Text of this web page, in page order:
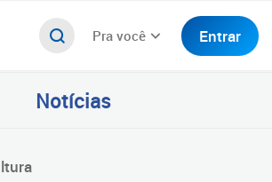
Pra você Entrar
Notícias